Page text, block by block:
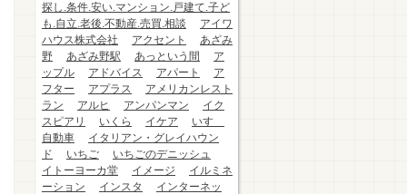
探し.条件.安い.マンション.戸建て.子ど
も.自立.老後.不動産.売買.相談
アイワ
ハウス株式会社
アクセント
あざみ
野
あざみ野駅 あっという間
ア
ップル
アドバイス アパート
ア
フター
アプラス
アメリカンレスト
ラン
アルヒ アンパンマン
イク
スピアリ
いくら イケア
いすゞ
自動車
イタリアン・グレイハウン
ド
いちご
いちごのデニッシュ
イトーヨーカ堂
イメージ
イルミネ
ーション
インスタ
インターネッ